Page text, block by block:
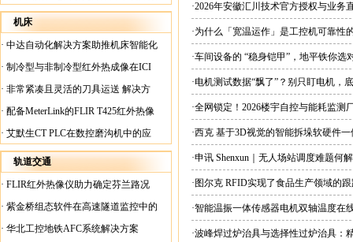
机床
· 中达自动化解决方案助推机床智能化
升级
· 制冷型与非制冷型红外热成像在ICI
工厂内完美配合
· 非常紧凑且灵活的刀具运送 解决方
案
· 配备MeterLink的FLIR T425红外热像
仪帮助Medite Europe Ltd加快红外检测
工作速度
· 艾默生CT PLC在数控磨沟机中的应
用
轨道交通
· FLIR红外热像仪助力确定芬兰路况
· 紫金桥组态软件在高速隧道监控中的
应用
· 华北工控地铁AFC系统解决方案
·2026年安徽汇川技术官方授权与业务
现货直供平台
·为什么「宽温运作」是工控机可靠性
·车间设备的 “稳身铠甲”，地平铁你选
·电机测试数据“飘了”？别只盯电机，
·全网锁定！2026楼宇自控与能耗监
·西克 基于3D视觉的智能拆垛软硬件
·申讯 Shenxun｜无人场站调度难题何
·图尔克 RFID实现了食品生产领域的
·智能温振一体传感器电机双轴温度在
·波峰焊过炉治具与选择性过炉治具：